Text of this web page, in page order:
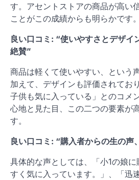
す。アセントストアの商品が高い
ことがこの成績からも明らかです。
良い口コミ: “使いやすさとデザイ
絶賛”
商品は軽くて使いやすい、という
加えて、デザインも評価されてお
子供も気に入っている」とのコメ
心地と見た目、この二つの要素が
す。
良い口コミ: “購入者からの生の声
具体的な声としては、「小1の娘
すく気に入っています。」、「迅